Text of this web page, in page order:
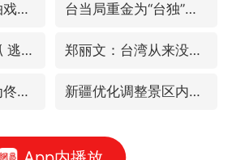
梁家辉：到内地拍戏不是北上是回归 台当局重金为“台独”织“皇帝新衣”
河南刑案嫌犯被抓 逃窜时伤害多人 郑丽文：台湾从来没有“独立”过
陈思诚零点晒照为佟丽娅庆生 新疆优化调整景区内自驾服务费